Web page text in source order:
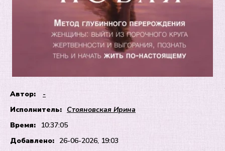
Автор:
-
Исполнитель: Стояновская Ирина
Время:
10:37:05
Добавлено: 26-06-2026, 19:03